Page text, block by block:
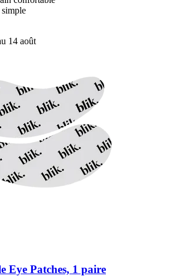
14 août
Eye Patches, 1 paire